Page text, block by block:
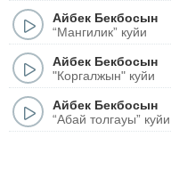
Айбек Бекбосын
“Мангилик” куйи
Айбек Бекбосын
"Коргалжын" куйи
Айбек Бекбосын
“Абай толгауы” куйи